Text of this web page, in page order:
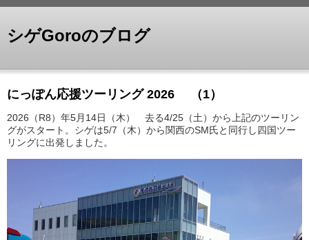
シゲGoroのブログ
にっぽん応援ツーリング 2026 （1）
2026（R8）年5月14日（木） 去る4/25（土）から上記のツーリン
グがスタート。シゲは5/7（木）から関西のSM氏と同行し四国ツー
リングに出発しました。